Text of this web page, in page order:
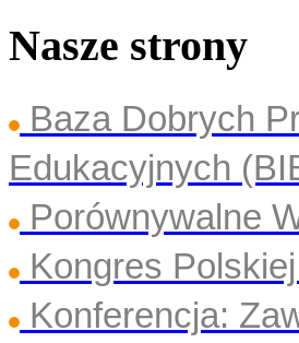
Nasze strony
Baza Dobrych
Edukacyjnych
Porównywalne
Kongres
Konferencja: